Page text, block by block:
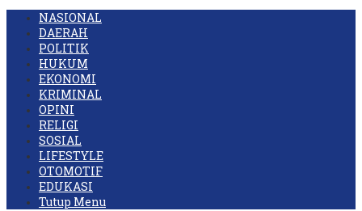
NASIONAL
DAERAH
POLITIK
HUKUM
EKONOMI
KRIMINAL
OPINI
RELIGI
SOSIAL
LIFESTYLE
OTOMOTIF
EDUKASI
Tutup Menu